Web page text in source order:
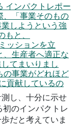
インパクトレポー
、「事業そのもの
しようという強
と、
ッションを立
、生産者へ適正な
てまいりまし
の事業がどれほど
貢献しているの
し、十分に示せ
のインパクトレ
だと考えていま